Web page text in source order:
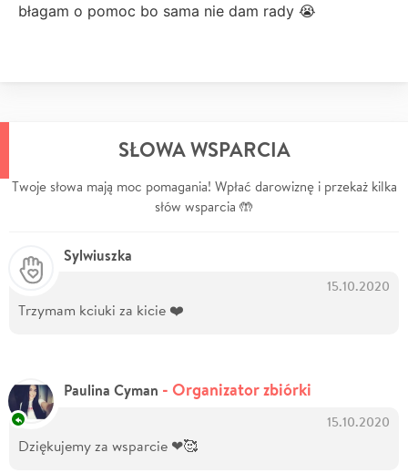
błagam o pomoc bo sama nie dam rady 😭
SŁOWA WSPARCIA
Twoje słowa mają moc pomagania! Wpłać darowiznę i przekaż kilka
słów wsparcia 🤲
Sylwiuszka
15.10.2020
Trzymam kciuki za kicie ❤️
Paulina Cyman - Organizator zbiórki
15.10.2020
Dziękujemy za wsparcie ❤🥰